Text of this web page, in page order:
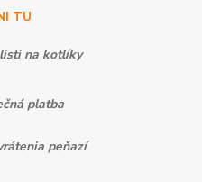
TU
na kotlíky
platba
peňazí